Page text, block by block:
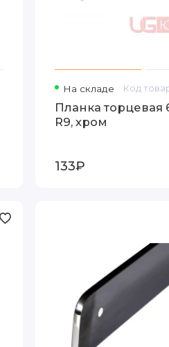
На складе Код
Планка торцевая
R9, хром
133₽